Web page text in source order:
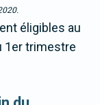
éligibles au
1er trimestre